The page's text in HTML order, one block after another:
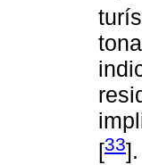
[33].